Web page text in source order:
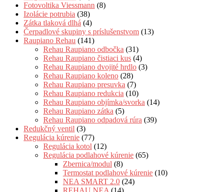
Fotovoltika Viessmann (8)
Izolácie potrubia (38)
Zátka tlaková dlhá (4)
Čerpadlové skupiny s príslušenstvom (13)
Raupiano Rehau (141)
Rehau Raupiano odbočka (31)
Rehau Raupiano čistiaci kus (4)
Rehau Raupiano dvojité hrdlo (3)
Rehau Raupiano koleno (28)
Rehau Raupiano presuvka (7)
Rehau Raupiano redukcia (10)
Rehau Raupiano objímka/svorka (14)
Rehau Raupiano zátka (5)
Rehau Raupiano odpadová rúra (39)
Redukčný ventil (3)
Regulácia kúrenie (77)
Regulácia kotol (12)
Regulácia podlahové kúrenie (65)
Zbernica/modul (8)
Termostat podlahové kúrenie (10)
NEA SMART 2.0 (24)
REHAU NEA (14)